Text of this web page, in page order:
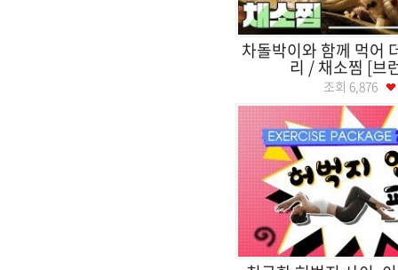
차돌박이와 함께 먹어
리 / 채소찜 [브
조회 6,876